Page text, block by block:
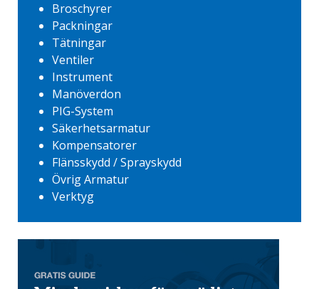
Broschyrer
Packningar
Tätningar
Ventiler
Instrument
Manöverdon
PIG-System
Säkerhetsarmatur
Kompensatorer
Flänsskydd / Sprayskydd
Övrig Armatur
Verktyg